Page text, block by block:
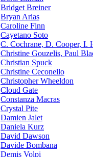
Bridget Breiner
Bryan Arias
Caroline Finn
Cayetano Soto
C. Cochrane, D. Cooper, I.
Christine Gouzelis, Paul
Christian Spuck
Christine Ceconello
Christopher Wheeldon
Cloud Gate
Constanza Macras
Crystal Pite
Damien Jalet
Daniela Kurz
David Dawson
Davide Bombana
Demis Volpi